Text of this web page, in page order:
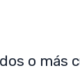
o más